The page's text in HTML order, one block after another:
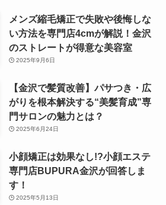
メンズ縮毛矯正で失敗や後悔しな
い方法を専門店4cmが解説！金沢
のストレートが得意な美容室
2025年9月6日
【金沢で髪質改善】パサつき・広
がりを根本解決する“美髪育成”専
門サロンの魅力とは？
2025年6月24日
小顔矯正は効果なし!?小顔エステ
専門店BUPURA金沢が回答しま
す！
2025年5月13日